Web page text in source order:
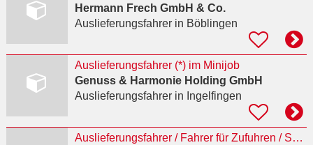
Hermann Frech GmbH & Co.
Auslieferungsfahrerin Böblingen
Auslieferungsfahrer (*) im Minijob
Genuss & Harmonie Holding GmbH
Auslieferungsfahrerin Ingelfingen
Auslieferungsfahrer / Fahrer für Zufuhren / Servicefahrer Königsbaupassagen (m/w/d)